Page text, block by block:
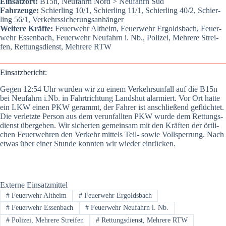
Fahr­zeu­ge: Schier­ling 10/1, Schier­ling 11/1, Schier­ling 40/2, Schier­
ling 56/1, Ver­kehrs­si­che­rungs­an­hän­ger
Wei­te­re Kräf­te: Feu­er­wehr Alt­heim, Feu­er­wehr Ergolds­bach, Feu­er­
wehr Essen­bach, Feu­er­wehr Neu­fahrn i. Nb., Poli­zei, Meh­re­re Strei­
fen, Ret­tungs­dienst, Meh­re­re RTW
Ein­satz­be­richt:
Gegen 12:54 Uhr wur­den wir zu einem Ver­kehrs­un­fall auf die B15n
bei Neu­fahrn i.Nb. in Fahrt­rich­tung Lands­hut alar­miert. Vor Ort hat­te
ein LKW einen PKW gerammt, der Fah­rer ist anschlie­ßend geflüch­tet.
Die ver­letz­te Per­son aus dem ver­un­fall­ten PKW wur­de dem Ret­tungs­
dienst über­ge­ben. Wir sicher­ten gemein­sam mit den Kräf­ten der ört­li­
chen Feu­er­weh­ren den Ver­kehr mit­tels Teil- sowie Voll­sper­rung. Nach
etwas über einer Stun­de konn­ten wir wie­der ein­rü­cken.
Externe Einsatzmittel
#Feuerwehr Altheim #Feuerwehr Ergoldsbach
#Feuerwehr Essenbach #Feuerwehr Neufahrn i. Nb.
#Polizei, Mehrere Streifen #Rettungsdienst, Mehrere RTW